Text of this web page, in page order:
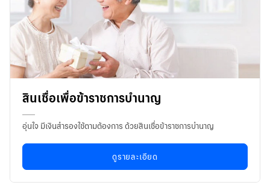
สินเชื่อเพื่อข้าราชการบำนาญ
อุ่นใจ มีเงินสำรองใช้ตามต้องการ ด้วยสินเชื่อข้าราชการบำนาญ
ดูรายละเอียด